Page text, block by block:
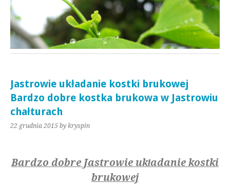
Jastrowie układanie kostki brukowej
Bardzo dobre kostka brukowa w Jastrowiu
chałturach
22 grudnia 2015 by kryspin
Bardzo dobre Jastrowie układanie kostki
brukowej